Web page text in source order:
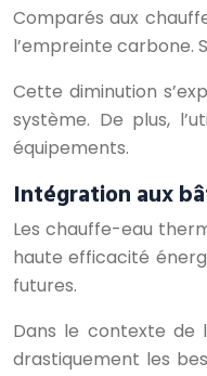
Comparés aux
l’empreinte carbone.
Cette diminution
système. De plus,
équipements.
Intégration aux
Les chauffe-eau
haute efficacité
futures.
Dans le contexte de
drastiquement les